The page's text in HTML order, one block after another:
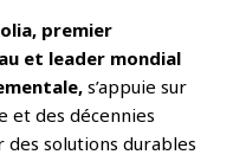
premier
et leader mondial
s’appuie sur
et des décennies
solutions durables